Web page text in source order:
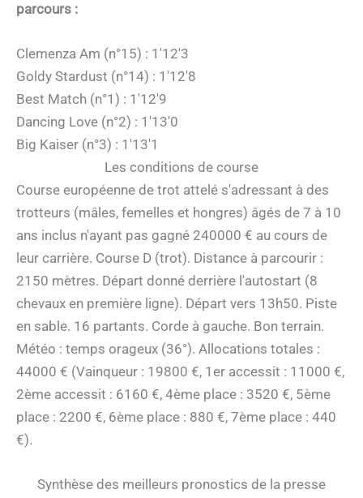
parcours :
Clemenza Am (n°15) : 1'12'3
Goldy Stardust (n°14) : 1'12'8
Best Match (n°1) : 1'12'9
Dancing Love (n°2) : 1'13'0
Big Kaiser (n°3) : 1'13'1
Les conditions de course
Course européenne de trot attelé s'adressant à des
trotteurs (mâles, femelles et hongres) âgés de 7 à 10
ans inclus n'ayant pas gagné 240000 € au cours de
leur carrière. Course D (trot). Distance à parcourir :
2150 mètres. Départ donné derrière l'autostart (8
chevaux en première ligne). Départ vers 13h50. Piste
en sable. 16 partants. Corde à gauche. Bon terrain.
Météo : temps orageux (36°). Allocations totales :
44000 € (Vainqueur : 19800 €, 1er accessit : 11000 €,
2ème accessit : 6160 €, 4ème place : 3520 €, 5ème
place : 2200 €, 6ème place : 880 €, 7ème place : 440
€).
Synthèse des meilleurs pronostics de la presse